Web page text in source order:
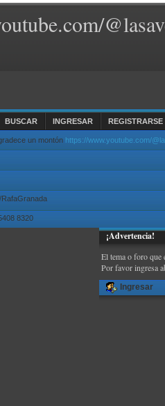
BUSCAR INGRESAR REGISTRARSE
un montón https://www.youtube.com/
8320
¡Advertencia!
El tema o foro que
Por favor ingresa
Ingresar